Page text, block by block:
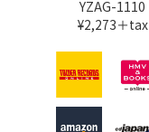
YZAG-1110
¥2,273＋tax